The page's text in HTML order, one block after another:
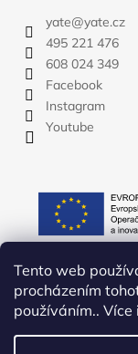
Tento web
procházením
používáním..
yate@yate.cz
495 221 476
608 024 349
Facebook
Instagram
Youtube